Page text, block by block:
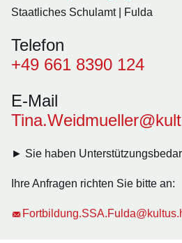
Staatliches Schulamt | Fulda
Telefon
+49 661 8390 124
E-Mail
► Sie haben
Ihre Anfragen richten Sie bitte an: